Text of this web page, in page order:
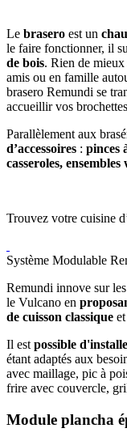
Le brasero est un
le faire fonctionner, il
de bois. Rien de
amis ou en famille
brasero Remundi se
accueillir vos
Parallèlement aux
d’accessoires : pinces
casseroles,
Trouvez votre cuisine
Système Modulable
Remundi innove sur
le Vulcano en
de cuisson classique
Il est possible
étant adaptés aux
avec maillage, pic à
frire avec couvercle,
Module plancha